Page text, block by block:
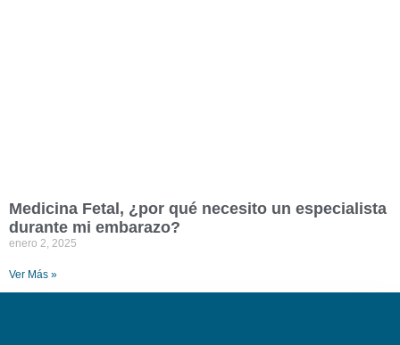
Medicina Fetal, ¿por qué necesito un especialista
durante mi embarazo?
enero 2, 2025
Ver Más »